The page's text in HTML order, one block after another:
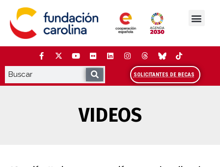
contenido
SOLICITANTES DE BECAS
VIDEOS